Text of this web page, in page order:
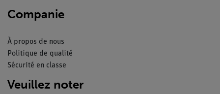
Companie
À propos de nous
Politique de qualité
Sécurité en classe
Veuillez noter